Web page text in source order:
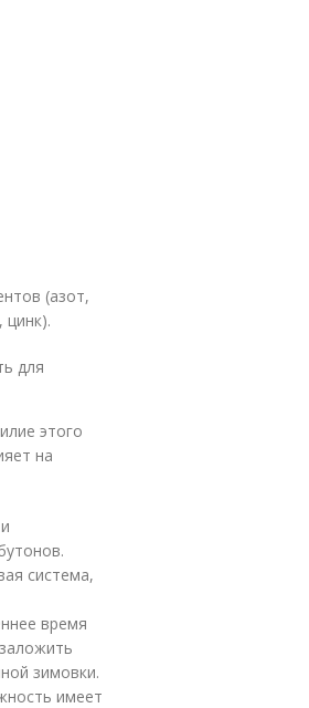
(азот,
для
этого
на
система,
время
зимовки.
имеет